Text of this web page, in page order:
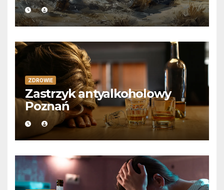
ZDROWIE
Zastrzyk antyalkoholowy
Poznań